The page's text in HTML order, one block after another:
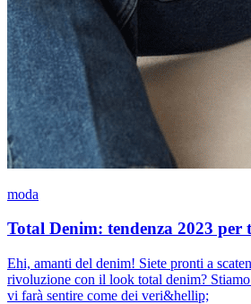
moda
Total Denim: tendenza 2023 per
Ehi, amanti del denim! Siete pronti a
rivoluzione con il look total denim?
vi farà sentire come dei veri&hellip;